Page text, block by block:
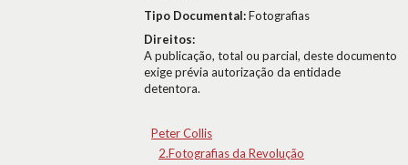
Tipo Documental:Fotografias
Direitos:
A publicação, total ou parcial, deste documento
exige prévia autorização da entidade
detentora.
Peter Collis
2.Fotografias da Revolução